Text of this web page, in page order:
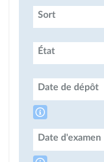
Sort
État
Date de dépôt
Date d'examen